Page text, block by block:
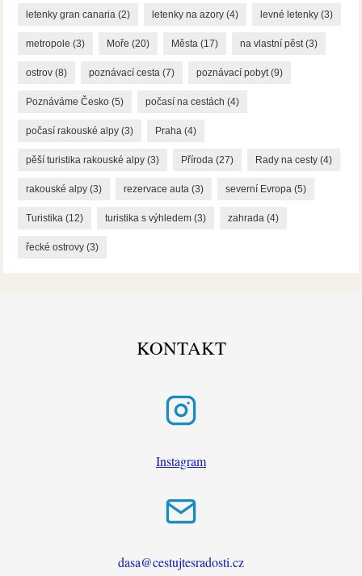
letenky gran canaria (2) letenky na azory (4) levné letenky (3)
metropole (3) Moře (20) Města (17) na vlastní pěst(3)
ostrov (8) poznávací cesta (7) poznávací pobyt(9)
Poznáváme Česko (5) počasí na cestách (4)
počasí rakouské alpy (3) Praha (4)
pěší turistika rakouské alpy (3) Příroda (27) Rady na cesty (4)
rakouské alpy (3) rezervace auta (3) severní Evropa (5)
Turistika (12) turistika s výhledem (3) zahrada (4)
řecké ostrovy (3)
KONTAKT
Instagram
dasa@cestujtesradosti.cz